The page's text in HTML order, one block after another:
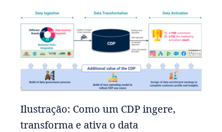
Ilustração: Como um CDP ingere,
transforma e ativa o data